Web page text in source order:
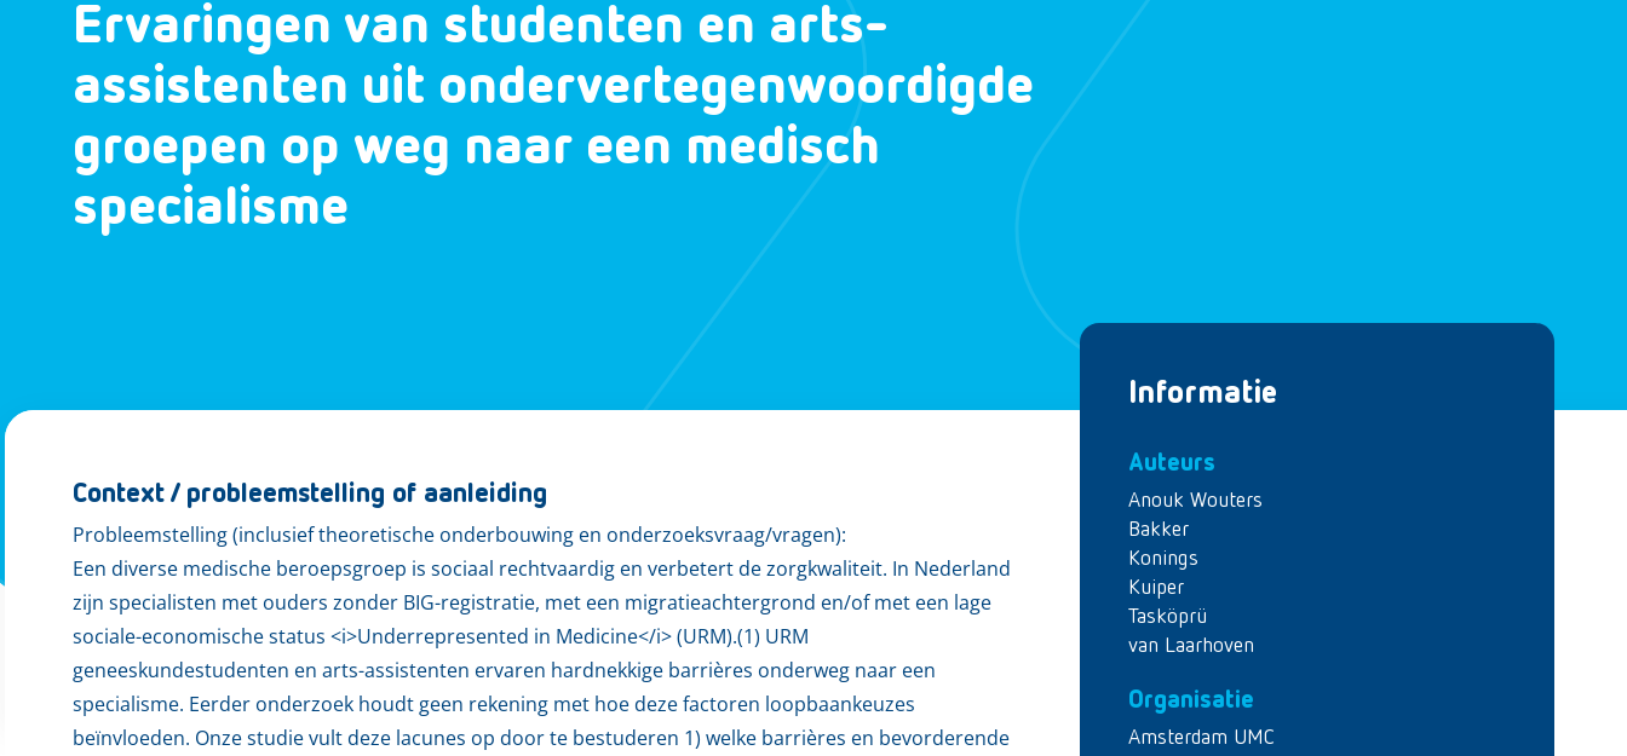
Ervaringen van studenten en arts-
assistenten uit ondervertegenwoordigde
groepen op weg naar een medisch
specialisme
Informatie
Auteurs
Anouk Wouters
Bakker
Konings
Kuiper
Tasköprü
van Laarhoven
Organisatie
Amsterdam UMC
Context / probleemstelling of aanleiding
Probleemstelling (inclusief theoretische onderbouwing en onderzoeksvraag/vragen):
Een diverse medische beroepsgroep is sociaal rechtvaardig en verbetert de zorgkwaliteit. In Nederland
zijn specialisten met ouders zonder BIG-registratie, met een migratieachtergrond en/of met een lage
sociale-economische status <i>Underrepresented in Medicine</i> (URM).(1) URM
geneeskundestudenten en arts-assistenten ervaren hardnekkige barrières onderweg naar een
specialisme. Eerder onderzoek houdt geen rekening met hoe deze factoren loopbaankeuzes
beïnvloeden. Onze studie vult deze lacunes op door te bestuderen 1) welke barrières en bevorderende